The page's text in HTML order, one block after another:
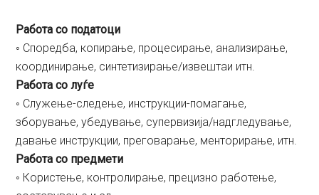
Работа со податоци
◦ Споредба, копирање, процесирање, анализирање,
координирање, синтетизирање/извештаи итн.
Работа со луѓе
◦ Служење-следење, инструкции-помагање,
зборување, убедување, супервизија/надгледување,
давање инструкции, преговарање, менторирање, итн.
Работа со предмети
◦ Користење, контролирање, прецизно работење,